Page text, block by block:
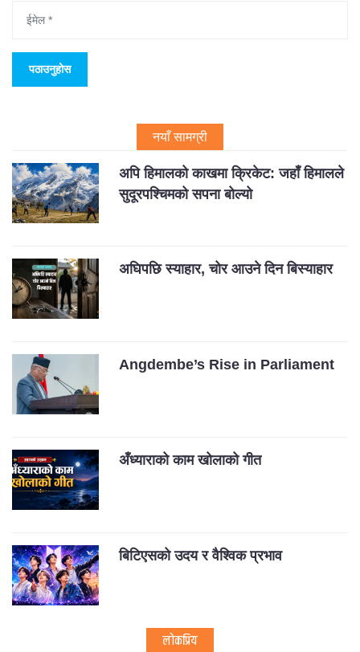
नयाँ सामग्री
अपि हिमालको काखमा क्रिकेट: जहाँ हिमालले
सुदूरपश्चिमको सपना बोल्यो
अघिपछि स्याहार, चोर आउने दिन बिस्याहार
Angdembe’s Rise in Parliament
अँध्याराको काम खोलाको गीत
बिटिएसको उदय र वैश्विक प्रभाव
लोकप्रिय